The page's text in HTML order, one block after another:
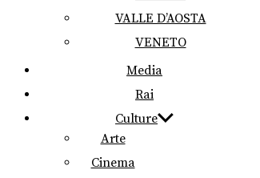
VALLE D’AOSTA
VENETO
Media
Rai
Culture
Arte
Cinema